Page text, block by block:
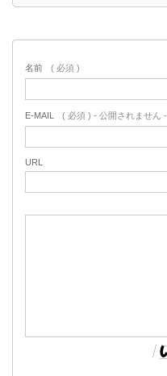
名前 ( 必須 )
E-MAIL ( 必須 ) - 公開されません -
URL